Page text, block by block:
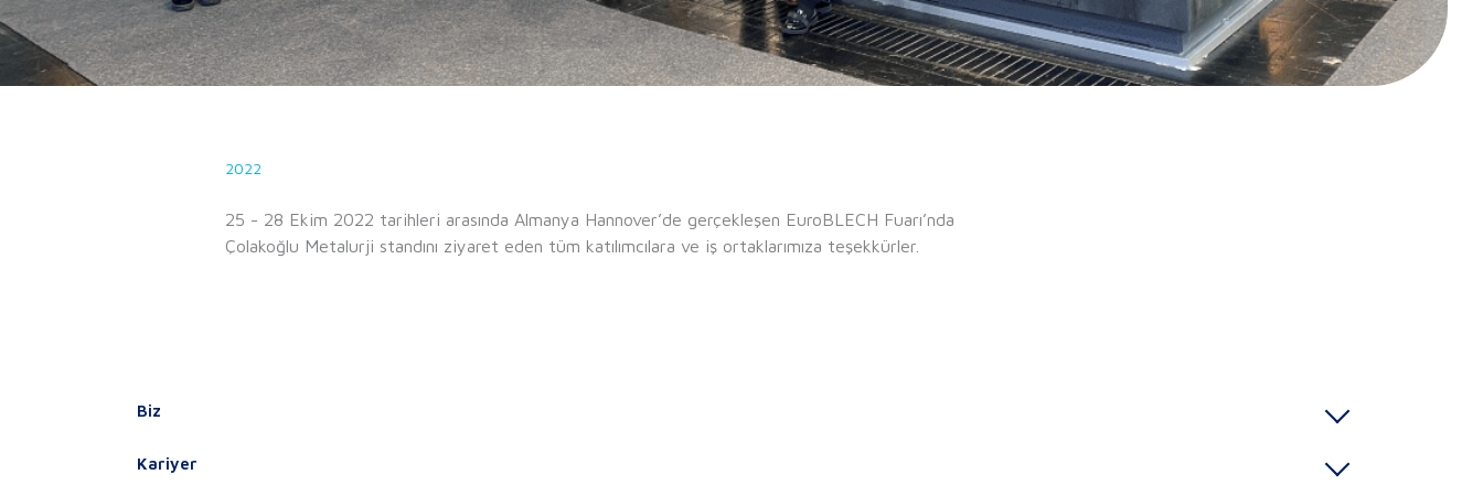
2022
25 - 28 Ekim 2022 tarihleri arasında Almanya Hannover’de gerçekleşen EuroBLECH Fuarı’nda
Çolakoğlu Metalurji standını ziyaret eden tüm katılımcılara ve iş ortaklarımıza teşekkürler.
Biz
Kariyer